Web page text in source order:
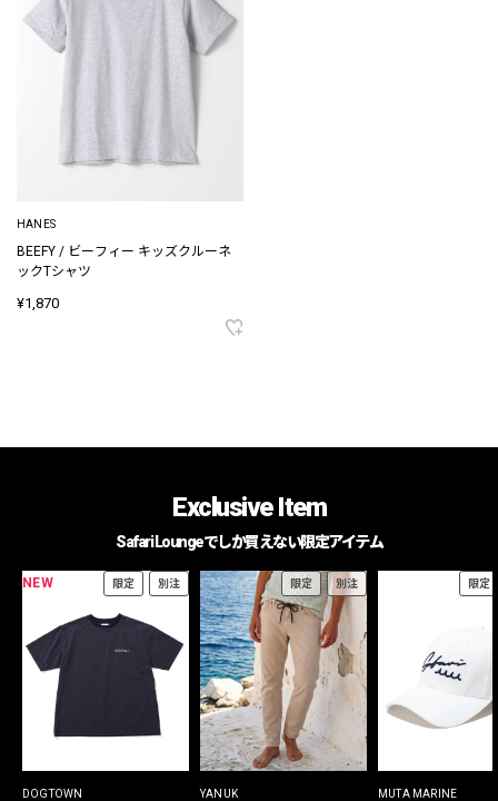
HANES
BEEFY / ビーフィー キッズクルーネ
ックTシャツ
¥1,870
Exclusive Item
Safari Loungeでしか買えない限定アイテム
NEW 限定 別注
DOGTOWN
限定 別注
YANUK
限定
MUTA MARINE